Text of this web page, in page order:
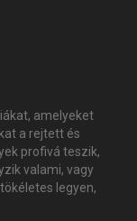
amelyeket
a rejtett és
profivá teszik,
valami, vagy
legyen,